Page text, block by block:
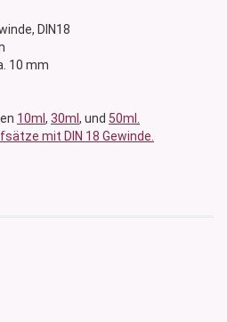
DIN18
10 mm
10ml , 30ml , und 50ml .
mit DIN 18 Gewinde.